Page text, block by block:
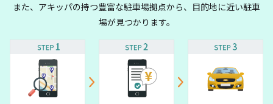
また、アキッパの持つ豊富な駐車場拠点から、目的地に近い駐車
場が見つかります。